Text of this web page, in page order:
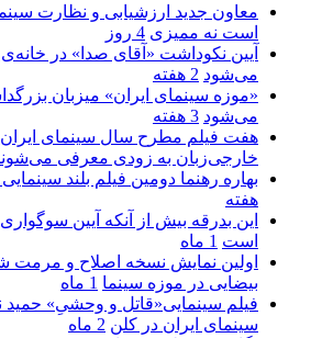
معاون جدید ارزشیابی و نظارت
است نه ممیزی 4 روز
آیین نکوداشت «آقای صدا» در خانه‌ی
می‌شود 2 هفته
«موزه سینمای ایران» میزبان
می‌شود 3 هفته
هفت فیلم مطرح سال سینمای ایران
خارجی‌زبان به زودی معرفی
بهاره رهنما دومین فیلم بلند
هفته
این بدرقه بیش از آنکه آیین
است 1 ماه
اولین نمایش نسخه اصلاح و
بیضایی در موزه سینما 1 ماه
فیلم سینمایی«قاتل و وحشیِ» حمید
سینمای ایران در کلن 2 ماه